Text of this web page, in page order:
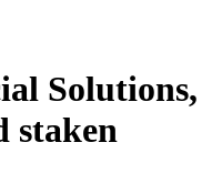
Solutions,
staken